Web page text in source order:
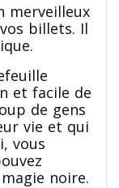
merveilleux
billets. Il
et facile de
de gens
vie et qui
vous
noire.